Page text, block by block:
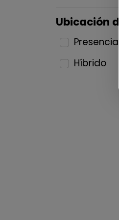
Ubicación
Presencial
Híbrido